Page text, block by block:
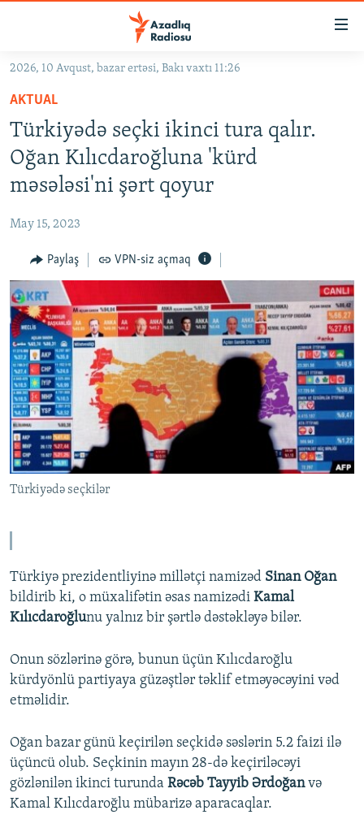
Əsas
qayıt
Əsas
naviqasiyaya
qayıt
Axtarışa
#İZAHLA
KORRUPSIOMETR
#ƏSLINDƏ
QANUNI DOĞRU
ARAŞDIRMA
MULTIMEDIA
VIDEO
FOTOQALEREYA
İNFOQRAFIKA
KARIKATURA
RADIO ARXIV
OXU ZALI
AZƏRBAYCAN ƏDƏBIYYATI KITABXANASI
İSLAM VƏ DEMOKRATIYA
İZ - MƏDƏNIYYƏT PROQRAMI
HAQQIMIZDA
MISSIYAMIZ
PEŞƏ ETIKASI VƏ JURNALISTIKA STANDARTLARIMIZ
MATERIALLARIMIZDAN ISTIFADƏ
AZADLIQRADIOSU MOBIL TELEFONUNUZDA
BIZIMLƏ ƏLAQƏ
BIZI IZLƏ
RFE/RL-in bütün saytları
2026, 10 Avqust, bazar ertəsi, Bakı vaxtı 11:26
AKTUAL
Türkiyədə seçki ikinci tura qalır.
Oğan Kılıcdaroğluna 'kürd
məsələsi'ni şərt qoyur
May 15, 2023
Paylaş VPN-siz açmaq
Türkiyədə seçkilər
Türkiyə prezidentliyinə millətçi namizəd Sinan Oğan
bildirib ki, o müxalifətin əsas namizədi Kamal
Kılıcdaroğlunu yalnız bir şərtlə dəstəkləyə bilər.
Onun sözlərinə görə, bunun üçün Kılıcdaroğlu
kürdyönlü partiyaya güzəştlər təklif etməyəcəyini vəd
etməlidir.
Oğan bazar günü keçirilən seçkidə səslərin 5.2 faizi ilə
üçüncü olub. Seçkinin mayın 28-də keçiriləcəyi
gözlənilən ikinci turunda Rəcəb Tayyib Ərdoğanvə
Kamal Kılıcdaroğlu mübarizə aparacaqlar.